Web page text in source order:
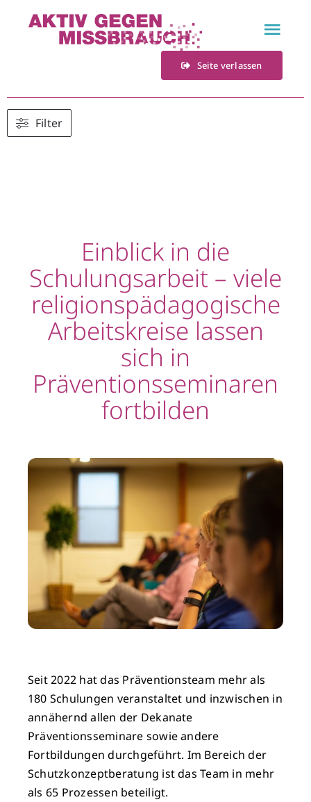
Fachstelle
Seite verlassen
Filter
Einblick in die
Schulungsarbeit – viele
religionspädagogische
Arbeitskreise lassen
sich in
Präventionsseminaren
fortbilden
Seit 2022 hat das Präventionsteam mehr als
180 Schulungen veranstaltet und inzwischen in
annähernd allen der Dekanate
Präventionsseminare sowie andere
Fortbildungen durchgeführt. Im Bereich der
Schutzkonzeptberatung ist das Team in mehr
als 65 Prozessen beteiligt.